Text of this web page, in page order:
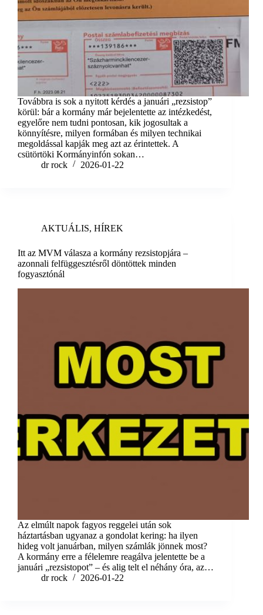
Továbbra is sok a nyitott kérdés a januári „rezsistop”
körül: bár a kormány már bejelentette az intézkedést,
egyelőre nem tudni pontosan, kik jogosultak a
könnyítésre, milyen formában és milyen technikai
megoldással kapják meg azt az érintettek. A
csütörtöki Kormányinfón sokan…
dr rock
2026-01-22
AKTUÁLIS, HÍREK
Itt az MVM válasza a kormány rezsistopjára –
azonnali felfüggesztésről döntöttek minden
fogyasztónál
Az elmúlt napok fagyos reggelei után sok
háztartásban ugyanaz a gondolat kering: ha ilyen
hideg volt januárban, milyen számlák jönnek most?
A kormány erre a félelemre reagálva jelentette be a
januári „rezsistopot” – és alig telt el néhány óra, az…
dr rock
2026-01-22